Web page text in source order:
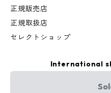
正規販売店
正規取扱店
セレクトショップ
International